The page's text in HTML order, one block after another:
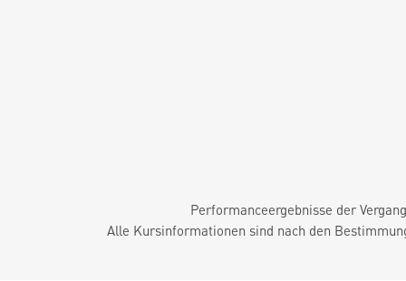
Performanceergebnisse der
Alle Kursinformationen sind nach den